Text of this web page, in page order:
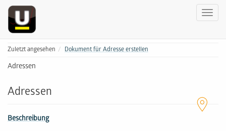
Zuletzt angesehen Dokument für Adresse erstellen
Adressen
Adressen
Beschreibung